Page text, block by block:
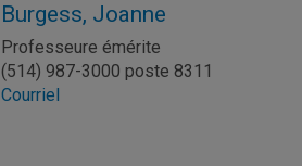
Burgess, Joanne
Professeure émérite
(514) 987-3000 poste 8311
Courriel